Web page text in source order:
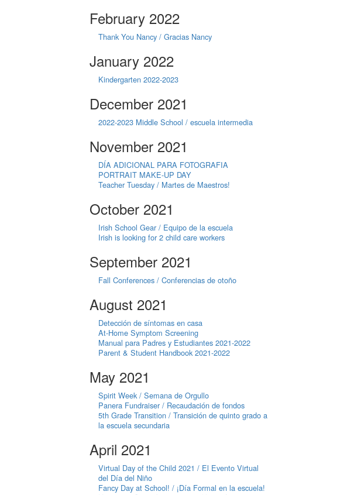
February 2022
Thank You Nancy / Gracias Nancy
January 2022
Kindergarten 2022-2023
December 2021
2022-2023 Middle School / escuela intermedia
November 2021
DÍA ADICIONAL PARA FOTOGRAFIA
PORTRAIT MAKE-UP DAY
Teacher Tuesday / Martes de Maestros!
October 2021
Irish School Gear / Equipo de la escuela
Irish is looking for 2 child care workers
September 2021
Fall Conferences / Conferencias de otoño
August 2021
Detección de síntomas en casa
At-Home Symptom Screening
Manual para Padres y Estudiantes 2021-2022
Parent & Student Handbook 2021-2022
May 2021
Spirit Week / Semana de Orgullo
Panera Fundraiser / Recaudación de fondos
5th Grade Transition / Transición de quinto grado a
la escuela secundaria
April 2021
Virtual Day of the Child 2021 / El Evento Virtual
del Día del Niño
Fancy Day at School! / ¡Día Formal en la escuela!